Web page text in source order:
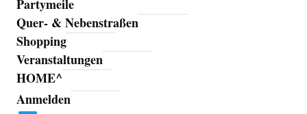
Partymeile
Quer- & Nebenstraßen
Shopping
Veranstaltungen
HOME^
Benutzermenü
Anmelden